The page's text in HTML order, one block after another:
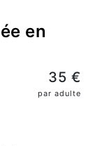
en
35 €
par adulte